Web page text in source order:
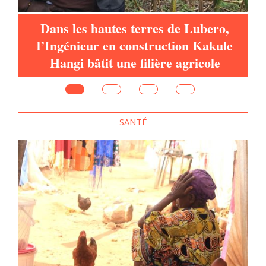
SANTÉ
RDC : A la frontière de la RDC et de
l’Ouganda, des agents vendent